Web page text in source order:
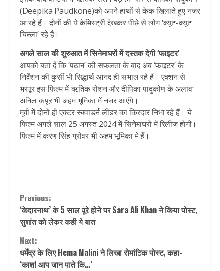
(Deepika Paudkone)को अपने हाथों से केक खिलाते हुए नजर
आ रहे हैं। दोनों की ये केमिस्ट्री देखकर पीछे से लोग ‘क्यूट-क्यूट
चिल्ला’ रहे हैं।
अगले साल की शुरुआत में सिनेमाघरों में दस्तक देगी ‘फाइटर’
आपको बता दें कि ‘पठान’ की सफलता के बाद अब ‘फाइटर’ के
निर्देशन की कुर्सी भी सिद्धार्थ आनंद ही संभाल रहे हैं। एक्शन से
भरपूर इस फिल्म में ऋतिक रोशन और दीपिका पादुकोण के अलावा
अनिल कपूर भी अहम भूमिका में नजर आएंगे।
मूवी में दोनों ही एक्टर स्क्वाडर्न लीडर का किरदार निभा रहे हैं। ये
फिल्म अगले साल 25 अगस्त 2024 में सिनेमाघरों में रिलीज होगी।
फिल्म में करण सिंह ग्रोवर भी अहम भूमिका में हैं।
Continue
Reading
Previous:
‘केदारनाथ’ के 5 साल पूरे होने पर Sara Ali Khan ने किया पोस्ट,
सुशांत को लेकर कही ये बात
Next:
धर्मेंद्र के लिए Hema Malini ने लिखा रोमांटिक पोस्ट, कहा-
‘काश! आप जान पाते कि…’